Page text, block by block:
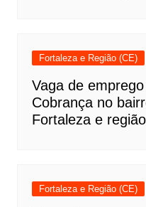
Fortaleza e Região (CE)
Vaga de
Cobrança no
Fortaleza e
Fortaleza e Região (CE)